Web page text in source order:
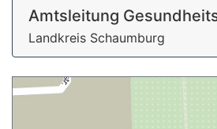
Amtsleitung
Landkreis Schaumburg